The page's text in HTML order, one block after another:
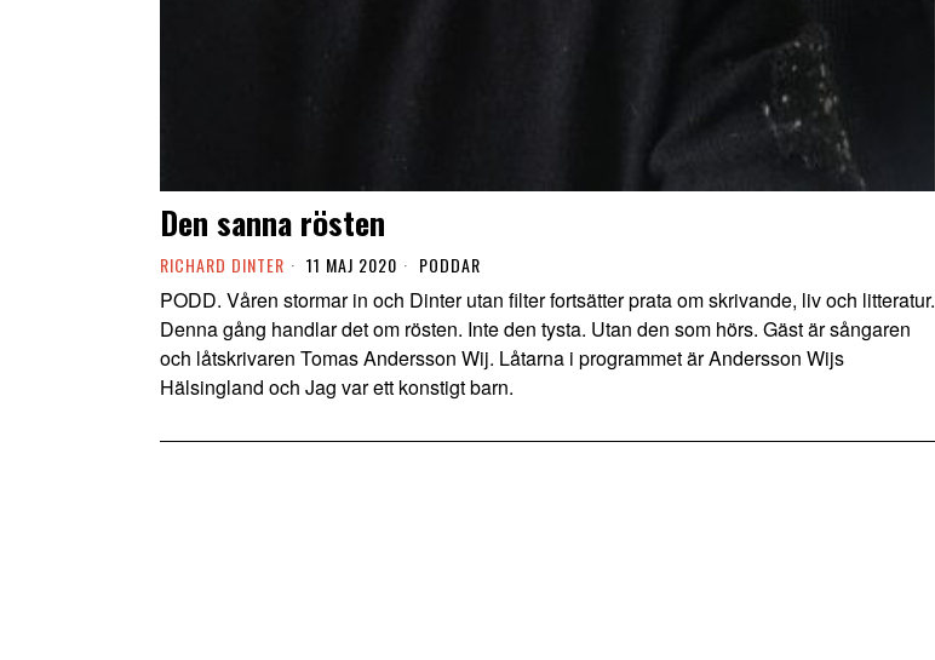
Den sanna rösten
RICHARD DINTER 11 MAJ 2020 PODDAR
PODD. Våren stormar in och Dinter utan filter fortsätter prata om skrivande, liv och litteratur.
Denna gång handlar det om rösten. Inte den tysta. Utan den som hörs. Gäst är sångaren
och låtskrivaren Tomas Andersson Wij. Låtarna i programmet är Andersson Wijs
Hälsingland och Jag var ett konstigt barn.